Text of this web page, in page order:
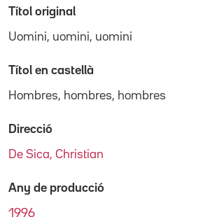
Títol original
Uomini, uomini, uomini
Títol en castellà
Hombres, hombres, hombres
Direcció
De Sica, Christian
Any de producció
1996